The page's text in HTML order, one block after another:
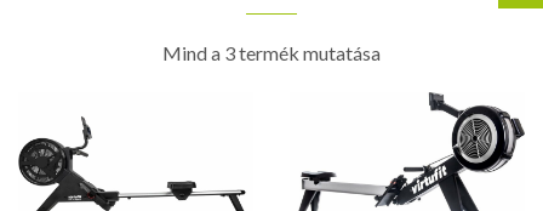
Mind a 3 termék mutatása